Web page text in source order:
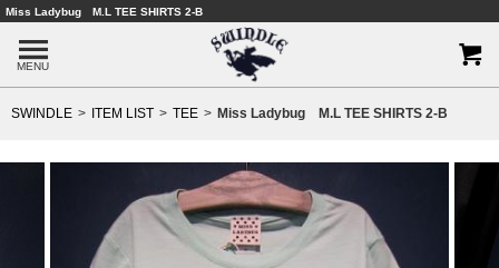
Miss Ladybug M.L TEE SHIRTS 2-B
MENU
SWINDLE ITEM LIST TEE Miss Ladybug M.L TEE SHIRTS 2-B